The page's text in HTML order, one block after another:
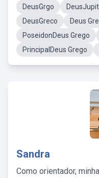
DeusGrgo
DeusGreco
Deus
PoseidonDeus Grego
PrincipalDeus Grego
Sandra
Como orientador,